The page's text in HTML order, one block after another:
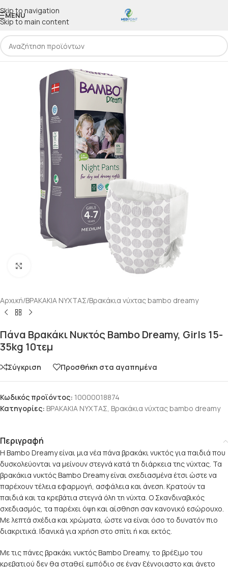
Skip to navigation
Skip to main content
MENU
Αρχική/ΒΡΑΚΑΚΙΑ ΝΥΧΤΑΣ/Βρακάκια νύχτας bambo dreamy
Πάνα Βρακάκι Νυκτός Bambo Dreamy, Girls 15-
35kg 10τεμ
Σύγκριση Προσθήκη στα αγαπημένα
Κωδικός προϊόντος: 10000018874
Κατηγορίες: ΒΡΑΚΑΚΙΑ ΝΥΧΤΑΣ, Βρακάκια νύχτας bambo dreamy
Περιγραφή
H Bambo Dreamy είναι μια νέα πάνα βρακάκι νυκτός για παιδιά που
δυσκολεύονται να μείνουν στεγνά κατά τη διάρκεια της νύχτας. Τα
βρακάκια νυκτός Bambo Dreamy είναι σχεδιασμένα έτσι ώστε να
παρέχουν τέλεια εφαρμογή, ασφάλεια και άνεση. Κρατούν τα
παιδιά και τα κρεβάτια στεγνά όλη τη νύχτα. Ο Σκανδιναβικός
σχεδιασμός, τα παρέχει όψη και αίσθηση σαν κανονικό εσώρουχο.
Με λεπτά σχέδια και χρώματα, ώστε να είναι όσο το δυνατόν πιο
διακριτικά. Ιδανικά για χρήση στο σπίτι ή και εκτός.
Με τις πάνες βρακάκι νυκτός Bambo Dreamy, το βρέξιμο του
κρεβατιού δεν θα σταθεί εμπόδιο σε έναν ξέγνοιαστο και άνετο